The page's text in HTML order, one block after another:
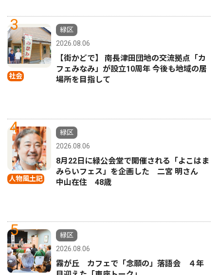
3
社会
緑区
2026.08.06
【街かどで】 南長津田団地の交流拠点「カ
フェみなみ」が設立10周年 今後も地域の居
場所を目指して
4
人物風土記
緑区
2026.08.06
8月22日に緑公会堂で開催される「よこはま
みらいフェス」を企画した 二宮 明さん
中山在住 48歳
5
緑区
2026.08.06
霧が丘 カフェで「念願の」落語会 ４年